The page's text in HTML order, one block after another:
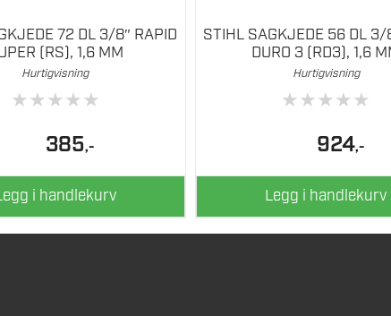
72 DL 3/8″ RAPID
(RS), 1,6 MM
Hurtigvisning
★★★★★
385,-
i handlekurv
STIHL SAGKJEDE 56 DL 3/
DURO 3 (RD3), 1,6
Hurtigvisning
★★★★★
924,-
Legg i handlekurv